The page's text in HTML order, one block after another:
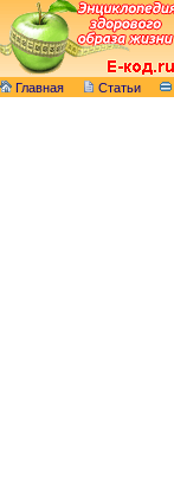
Главная Статьи